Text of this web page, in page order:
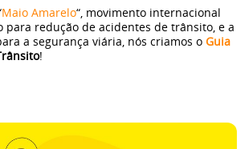
Caminhões
Maio Amarelo“, movimento internacional
para redução de acidentes de trânsito, e a
a segurança viária, nós criamos o Guia
!